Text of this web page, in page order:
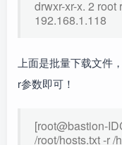
drwxr-xr-x. 2
192.168.1.118
上面是批量下载文件
r参数即可！
[root@bastion-
/root/hosts.txt -r /